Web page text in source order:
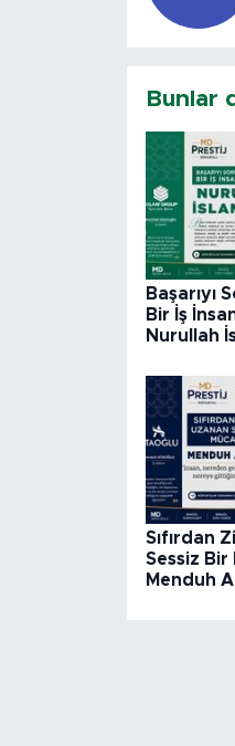
Bunlar
Başarıyı
Bir İş
Nurullah
Sıfırdan
Sessiz Bir
Menduh